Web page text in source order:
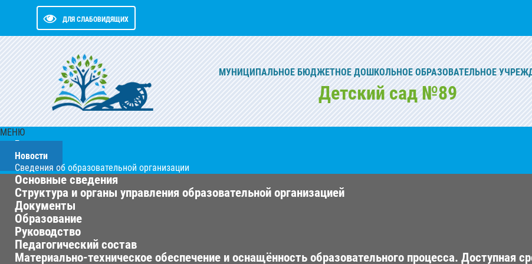
ДЛЯ СЛАБОВИДЯЩИХ
МУНИЦИПАЛЬНОЕ БЮДЖЕТНОЕ ДОШКОЛЬНОЕ ОБРАЗОВАТЕЛЬНОЕ
Детский сад №89
МЕНЮ
Главная
Новости
Сведения об образовательной организации
Основные сведения
Структура и органы управления образовательной организацией
Документы
Образование
Руководство
Педагогический состав
Материально-техническое обеспечение и оснащённость образовательного процесса. Доступная